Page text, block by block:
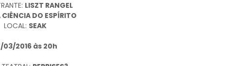
LISZT RANGEL
CIÊNCIA DO ESPÍRITO
LOCAL: SEAK
03/2016 às 20h